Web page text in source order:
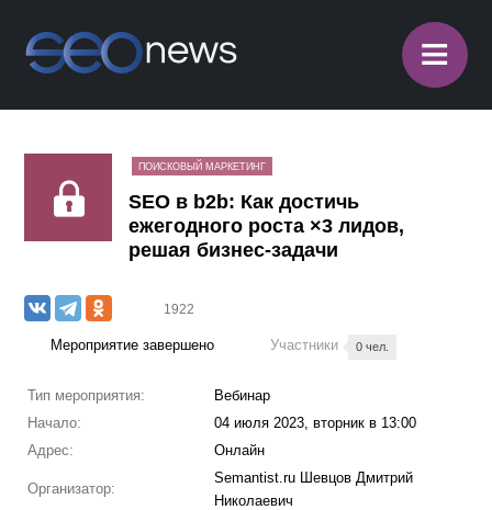
≡
ПОИСКОВЫЙ МАРКЕТИНГ
SEO в b2b: Как достичь
ежегодного роста ×3 лидов,
решая бизнес-задачи
1922
Мероприятие завершено Участники 0 чел.
Тип мероприятия:
Вебинар
Начало:
04 июля 2023, вторник в 13:00
Адрес:
Онлайн
Организатор:
Semantist.ru Шевцов Дмитрий
Николаевич